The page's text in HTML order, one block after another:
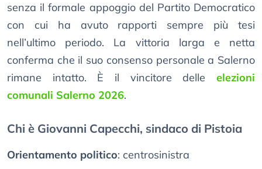
senza il formale appoggio del Partito Democratico
con cui ha avuto rapporti sempre più tesi
nell’ultimo periodo. La vittoria larga e netta
conferma che il suo consenso personale a Salerno
rimane intatto. È il vincitore delle elezioni
comunali Salerno 2026.
Chi è Giovanni Capecchi, sindaco di Pistoia
Orientamento politico: centrosinistra